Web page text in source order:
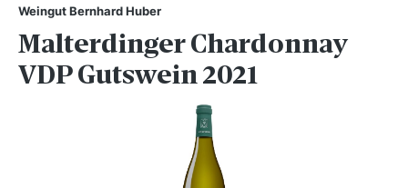
Bildergalerie überspringen
Weingut Bernhard Huber
Malterdinger Chardonnay
VDP Gutswein 2021